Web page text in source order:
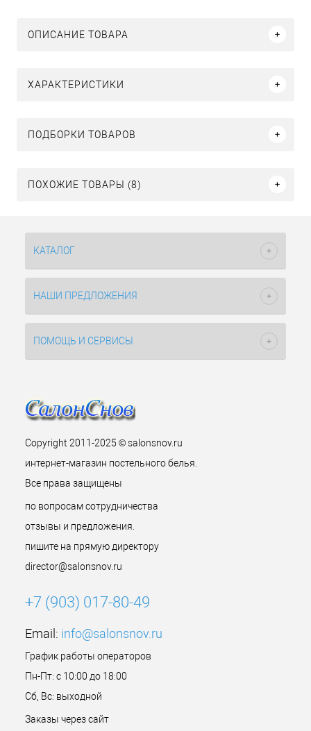
ОПИСАНИЕ ТОВАРА
ХАРАКТЕРИСТИКИ
ПОДБОРКИ ТОВАРОВ
ПОХОЖИЕ ТОВАРЫ (8)
КАТАЛОГ
НАШИ ПРЕДЛОЖЕНИЯ
ПОМОЩЬ И СЕРВИСЫ
Copyright 2011-2025 © salonsnov.ru
интернет-магазин постельного белья.
Все права защищены
по вопросам сотрудничества
отзывы и предложения.
пишите на прямую директору
director@salonsnov.ru
+7 (903) 017-80-49
Email: info@salonsnov.ru
График работы операторов
Пн-Пт: с 10:00 до 18:00
Сб, Вс: выходной
Заказы через сайт